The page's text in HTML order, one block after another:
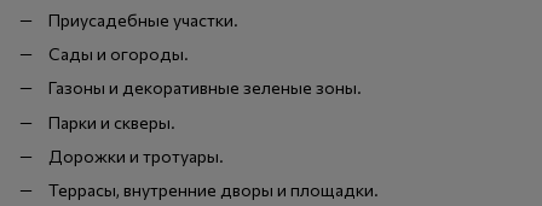
Приусадебные участки.
Сады и огороды.
Газоны и декоративные зеленые зоны.
Парки и скверы.
Дорожки и тротуары.
Террасы, внутренние дворы и площадки.